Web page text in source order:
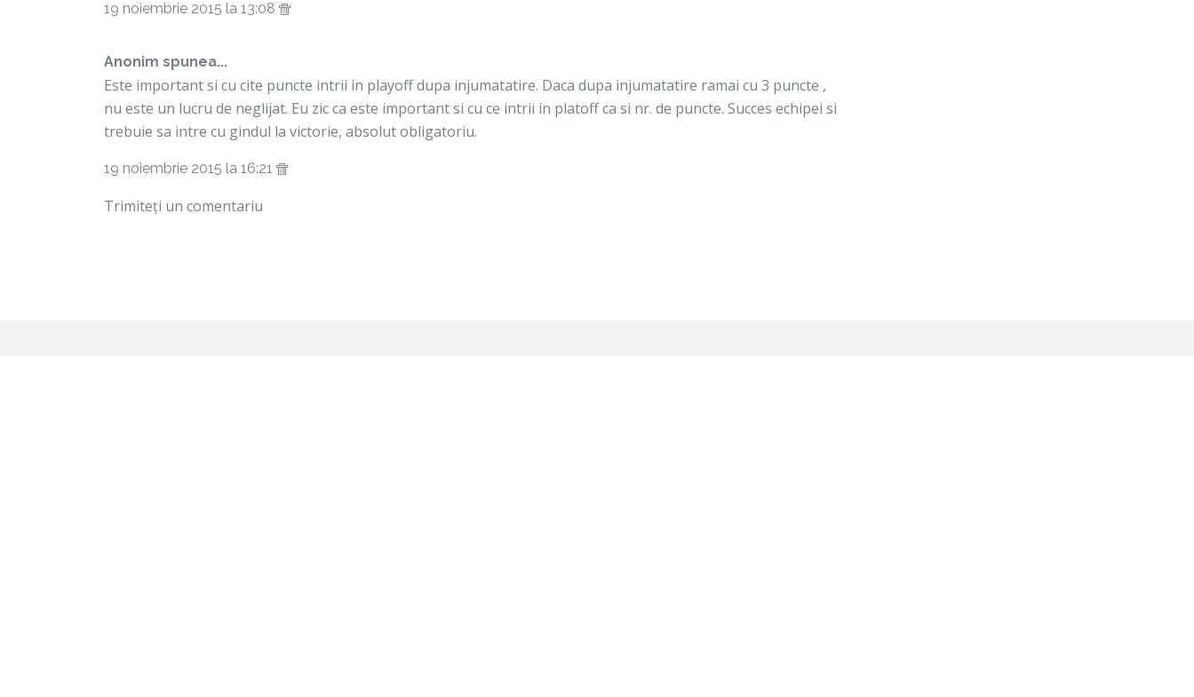
19 noiembrie 2015 la 13:08
Anonim spunea...
Este important si cu cite puncte intrii in playoff dupa injumatatire. Daca dupa injumatatire ramai cu 3 puncte ,
nu este un lucru de neglijat. Eu zic ca este important si cu ce intrii in platoff ca si nr. de puncte. Succes echipei si
trebuie sa intre cu gindul la victorie, absolut obligatoriu.
19 noiembrie 2015 la 16:21
Trimiteți un comentariu